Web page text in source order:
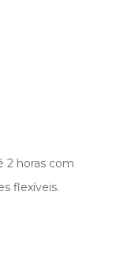
2 horas com
flexíveis.